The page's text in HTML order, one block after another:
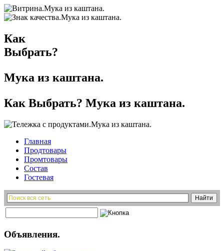
Как
Выбрать?
Мука из каштана.
Как Выбрать? Мука из каштана.
Главная
Продтовары
Промтовары
Состав
Гостевая
Объявления.